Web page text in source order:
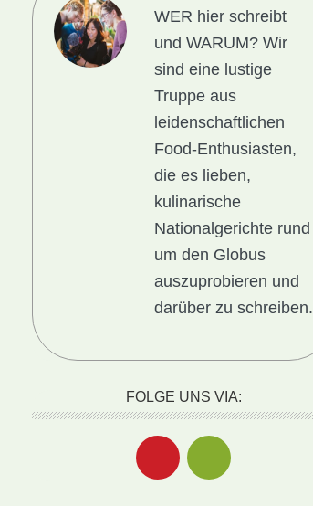
WER hier schreibt
und WARUM?Wir
sind eine lustige
Truppe aus
leidenschaftlichen
Food-Enthusiasten,
die es lieben,
kulinarische
Nationalgerichte rund
um den Globus
auszuprobieren und
darüber zu schreiben.
FOLGE UNS VIA: